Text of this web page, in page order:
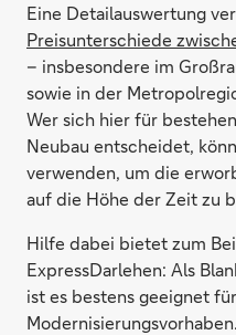
Eine Detailauswertung
Preisunterschiede
– insbesondere im
sowie in der
Wer sich hier für
Neubau entscheidet,
verwenden, um die
auf die Höhe der Zeit zu
Hilfe dabei bietet zum
ExpressDarlehen: Als
ist es bestens geeignet